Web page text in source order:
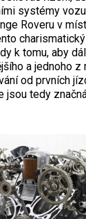
systémy
Ro­veru v
k tomu, aby
a jednoho z
od prvních
jsou tedy